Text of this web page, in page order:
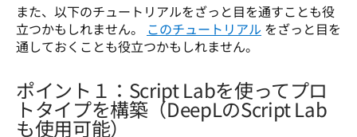
また、以下のチュートリアルをざっと目を通すことも役
立つかもしれません。 このチュートリアル をざっと目を
通しておくことも役立つかもしれません。
ポイント１：Script Labを使ってプロ
トタイプを構築（DeepLのScript Lab
も使用可能）